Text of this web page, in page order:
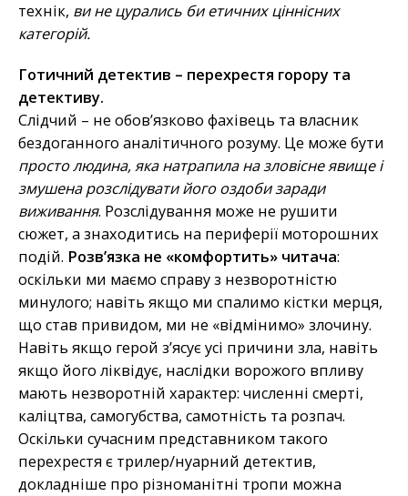
технік, ви не цурались би етичних ціннісних
категорій.
Готичний детектив – перехрестя горору та
детективу.
Слідчий – не обов’язково фахівець та власник
бездоганного аналітичного розуму. Це може бути
просто людина, яка натрапила на зловісне явище і
змушена розслідувати його оздоби заради
виживання. Розслідування може не рушити
сюжет, а знаходитись на периферії моторошних
подій. Розв’язка не «комфортить» читача:
оскільки ми маємо справу з незворотністю
минулого; навіть якщо ми спалимо кістки мерця,
що став привидом, ми не «відмінимо» злочину.
Навіть якщо герой з’ясує усі причини зла, навіть
якщо його ліквідує, наслідки ворожого впливу
мають незворотній характер: численні смерті,
каліцтва, самогубства, самотність та розпач.
Оскільки сучасним представником такого
перехрестя є трилер/нуарний детектив,
докладніше про різноманітні тропи можна